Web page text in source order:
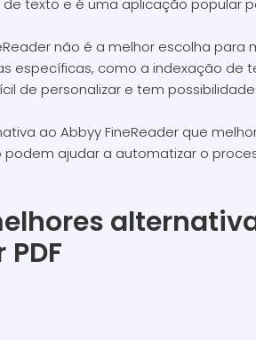
texto e é uma aplicação popular
não é a melhor escolha para
específicas, como a indexação de
de personalizar e tem
ao Abbyy FineReader que
ajudar a automatizar o
PDF